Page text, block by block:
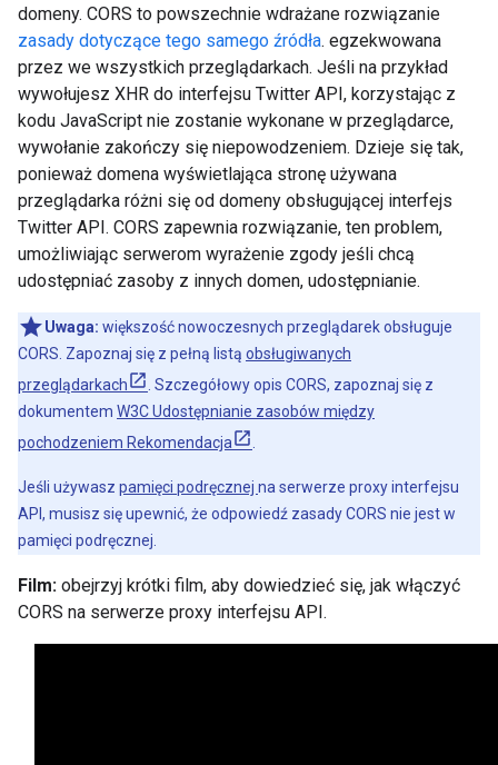
domeny. CORS to powszechnie wdrażane rozwiązanie
zasady dotyczące tego samego źródła. egzekwowana
przez we wszystkich przeglądarkach. Jeśli na przykład
wywołujesz XHR do interfejsu Twitter API, korzystając z
kodu JavaScript nie zostanie wykonane w przeglądarce,
wywołanie zakończy się niepowodzeniem. Dzieje się tak,
ponieważ domena wyświetlająca stronę używana
przeglądarka różni się od domeny obsługującej interfejs
Twitter API. CORS zapewnia rozwiązanie, ten problem,
umożliwiając serwerom wyrażenie zgody jeśli chcą
udostępniać zasoby z innych domen, udostępnianie.
Uwaga: większość nowoczesnych przeglądarek obsługuje
CORS. Zapoznaj się z pełną listą obsługiwanych
przeglądarkach
. Szczegółowy opis CORS, zapoznaj się z
dokumentem W3C Udostępnianie zasobów między
pochodzeniem Rekomendacja
Jeśli używasz pamięci podręcznej na serwerze proxy interfejsu
API, musisz się upewnić, że odpowiedź zasady CORS nie jest w
pamięci podręcznej.
Film: obejrzyj krótki film, aby dowiedzieć się, jak włączyć
CORS na serwerze proxy interfejsu API.